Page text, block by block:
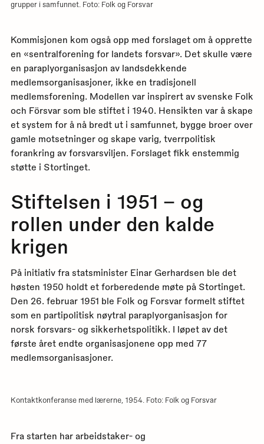
grupper i samfunnet. Foto: Folk og Forsvar
Kommisjonen kom også opp med forslaget om å opprette
en «sentralforening for landets forsvar». Det skulle være
en paraplyorganisasjon av landsdekkende
medlemsorganisasjoner, ikke en tradisjonell
medlemsforening. Modellen var inspirert av svenske Folk
och Försvar som ble stiftet i 1940. Hensikten var å skape
et system for å nå bredt ut i samfunnet, bygge broer over
gamle motsetninger og skape varig, tverrpolitisk
forankring av forsvarsviljen. Forslaget fikk enstemmig
støtte i Stortinget.
Stiftelsen i 1951 – og
rollen under den kalde
krigen
På initiativ fra statsminister Einar Gerhardsen ble det
høsten 1950 holdt et forberedende møte på Stortinget.
Den 26. februar 1951 ble Folk og Forsvar formelt stiftet
som en partipolitisk nøytral paraplyorganisasjon for
norsk forsvars- og sikkerhetspolitikk. I løpet av det
første året endte organisasjonene opp med 77
medlemsorganisasjoner.
Kontaktkonferanse med lærerne, 1954. Foto: Folk og Forsvar
Fra starten har arbeidstaker- og